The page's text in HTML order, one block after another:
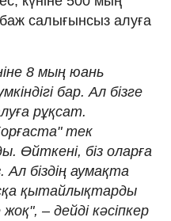
салығынсыз алуға
8 мың юань
бар. Ал бізге
рұқсат.
тек
Өйткені, біз оларға
біздің аумақта
қытайлықтарды
– дейді кәсіпкер